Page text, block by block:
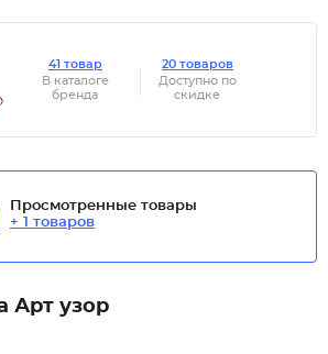
41 товар
В каталоге
бренда
20 товаров
Доступно по
скидке
Просмотренные товары
+ 1 товаров
Арт узор